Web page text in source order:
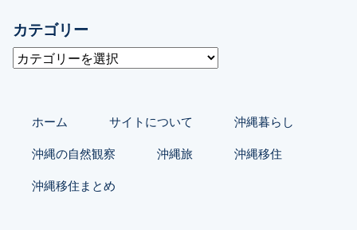
カテゴリー
カ
テ
ホーム サイトについて
沖縄暮らし
沖縄の自然観察
沖縄旅
沖縄移住
沖縄移住まとめ